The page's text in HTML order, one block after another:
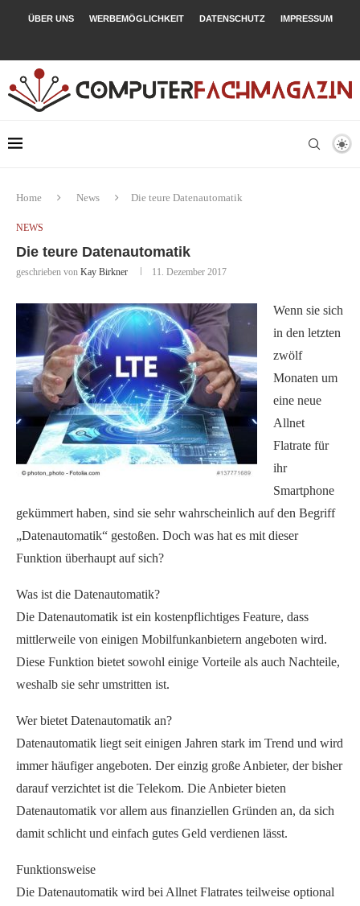
ÜBER UNS WERBEMÖGLICHKEIT DATENSCHUTZ IMPRESSUM
Home News Die teure Datenautomatik
NEWS
Die teure Datenautomatik
geschrieben von Kay Birkner 11. Dezember 2017
Wenn sie sich
in den letzten
zwölf
Monaten um
eine neue
Allnet
Flatrate für
ihr
Smartphone
gekümmert haben, sind sie sehr wahrscheinlich auf den Begriff
„Datenautomatik“ gestoßen. Doch was hat es mit dieser
Funktion überhaupt auf sich?
Was ist die Datenautomatik?
Die Datenautomatik ist ein kostenpflichtiges Feature, dass
mittlerweile von einigen Mobilfunkanbietern angeboten wird.
Diese Funktion bietet sowohl einige Vorteile als auch Nachteile,
weshalb sie sehr umstritten ist.
Wer bietet Datenautomatik an?
Datenautomatik liegt seit einigen Jahren stark im Trend und wird
immer häufiger angeboten. Der einzig große Anbieter, der bisher
darauf verzichtet ist die Telekom. Die Anbieter bieten
Datenautomatik vor allem aus finanziellen Gründen an, da sich
damit schlicht und einfach gutes Geld verdienen lässt.
Funktionsweise
Die Datenautomatik wird bei Allnet Flatrates teilweise optional